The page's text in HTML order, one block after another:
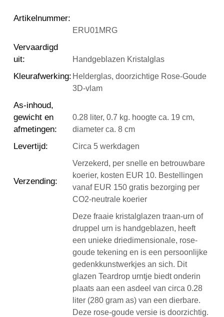
Artikelnummer:
ERU01MRG
Vervaardigd
uit: Handgeblazen Kristalglas
Kleurafwerking: Helderglas, doorzichtige Rose-Goude
3D-vlam
As-inhoud,
gewicht en
afmetingen:
0.28 liter, 0.7 kg. hoogte ca. 19 cm,
diameter ca. 8 cm
Levertijd: Circa 5 werkdagen
Verzending:
Verzekerd, per snelle en betrouwbare
koerier, kosten EUR 10. Bestellingen
vanaf EUR 150 gratis bezorging per
CO2-neutrale koerier
Deze fraaie kristalglazen traan-urn of
druppel urn is handgeblazen, heeft
een unieke driedimensionale, rose-
goude tekening en is een persoonlijke
gedenkkunstwerkjes an sich. Dit
glazen Teardrop urntje biedt onderin
plaats aan een asdeel van circa 0.28
liter (280 gram as) van een dierbare.
Deze rose-goude versie is doorzichtig.